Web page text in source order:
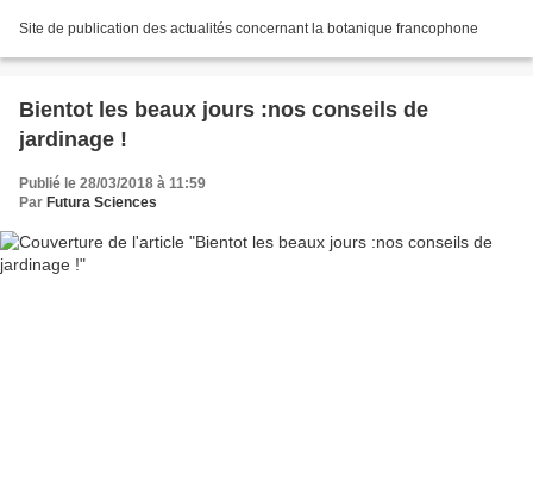
Site de publication des actualités concernant la botanique francophone
Bientot les beaux jours :nos conseils de
jardinage !
Publié le 28/03/2018 à 11:59
Par Futura Sciences